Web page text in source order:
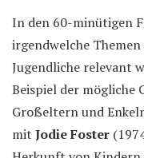
In den 60-minütigen
irgendwelche
Jugendliche relevant
Beispiel der mögliche
Großeltern und
mit Jodie Foster